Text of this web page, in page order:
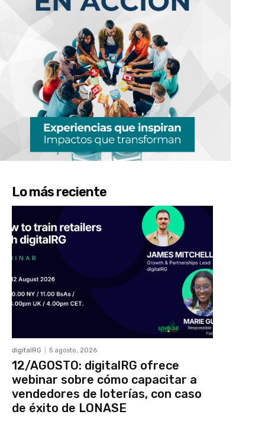
Lo más reciente
digitalRG 5 agosto, 2026
12/AGOSTO: digitalRG ofrece
webinar sobre cómo capacitar a
vendedores de loterías, con caso
de éxito de LONASE